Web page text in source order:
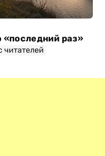
раз»
читателей